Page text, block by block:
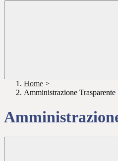
Home >
Amministrazione Trasparente